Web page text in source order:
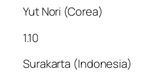
Yut Nori (Corea)
1.10
Surakarta (Indonesia)